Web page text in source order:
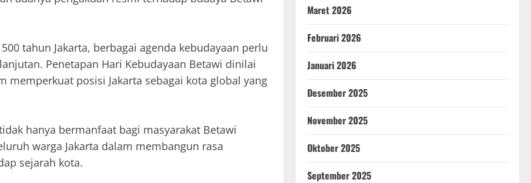
tahun Jakarta, berbagai agenda kebudayaan perlu
Penetapan Hari Kebudayaan Betawi dinilai
posisi Jakarta sebagai kota global yang
hanya bermanfaat bagi masyarakat Betawi
warga Jakarta dalam membangun rasa
sejarah kota.
Maret 2026
Februari 2026
Januari 2026
Desember 2025
November 2025
Oktober 2025
September 2025